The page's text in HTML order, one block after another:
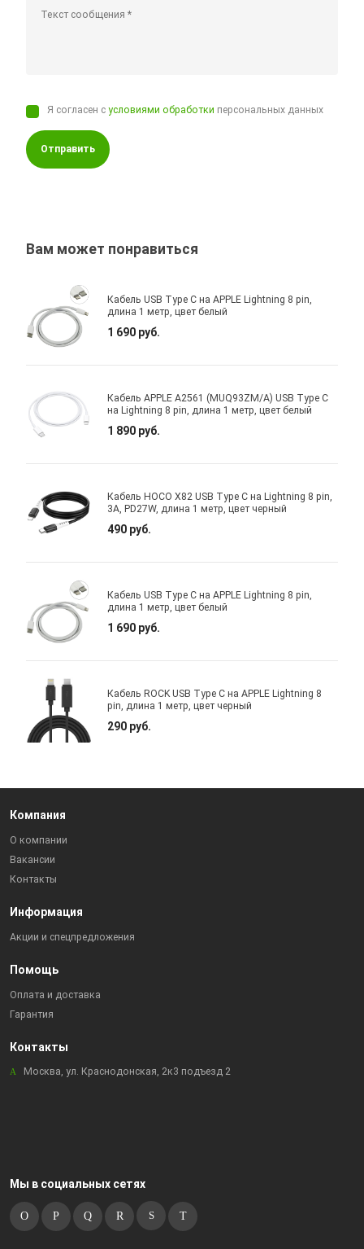
Я согласен сусловиями обработки персональных данных
Отправить
Вам может понравиться
Кабель USB Type C на APPLE Lightning 8 pin,
длина 1 метр, цвет белый
1 690 руб.
Кабель APPLE A2561 (MUQ93ZM/A) USB Type C
на Lightning 8 pin, длина 1 метр, цвет белый
1 890 руб.
Кабель HOCO X82 USB Type C на Lightning 8 pin,
3A, PD27W, длина 1 метр, цвет черный
490 руб.
Кабель USB Type C на APPLE Lightning 8 pin,
длина 1 метр, цвет белый
1 690 руб.
Кабель ROCK USB Type C на APPLE Lightning 8
pin, длина 1 метр, цвет черный
290 руб.
Компания
О компании
Вакансии
Контакты
Информация
Акции и спецпредложения
Помощь
Оплата и доставка
Гарантия
Контакты
Москва, ул. Краснодонская, 2к3 подъезд 2
Мы в социальных сетях